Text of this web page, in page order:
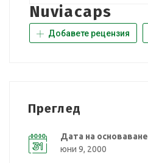
Nuviacaps
Добавете рецензия
Преглед
Дата на основаване
юни 9, 2000